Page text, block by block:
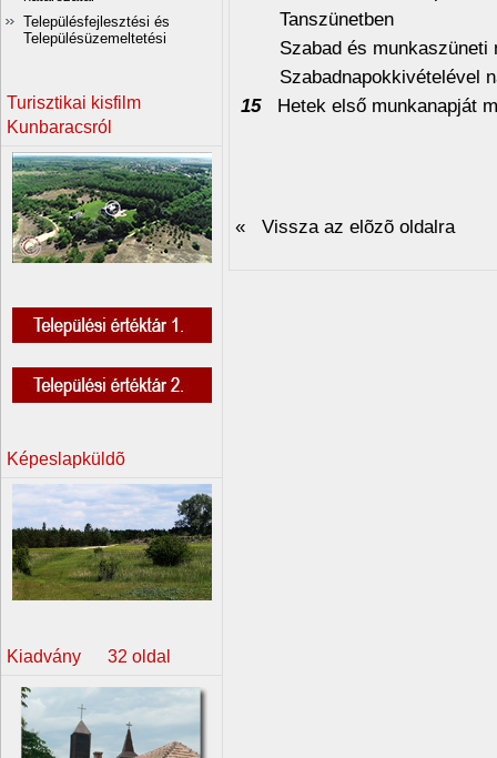
Településfejlesztési és
Településüzemeltetési
Turisztikai kisfilm
Kunbaracsról
Képeslapküldõ
Kiadvány 32 oldal
Tanszünetben
Szabad és munkaszüneti
Szabadnapokkivételével
15Hetek első munkanapját
« Vissza az elõzõ oldalra